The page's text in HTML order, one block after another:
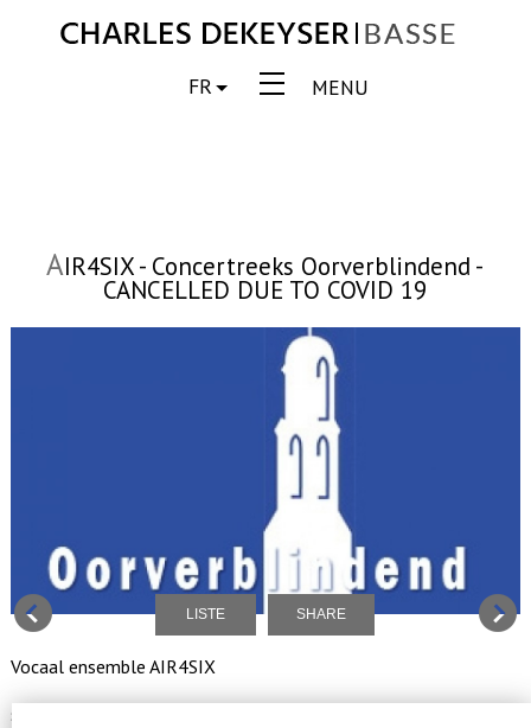
MENU
FR
AIR4SIX - Concertreeks Oorverblindend -
CANCELLED DUE TO COVID 19
LISTE SHARE
Vocaal ensemble AIR4SIX
solistes : sopranes Liesbet Devos en Astrid Stockman, mezzo-